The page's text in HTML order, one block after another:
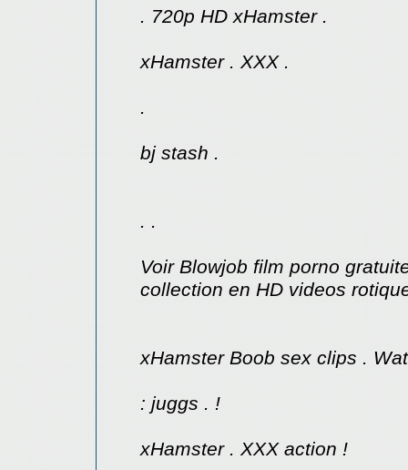
. 720p HD xHamster .
xHamster . XXX .
.
bj stash .
. .
Voir Blowjob film porno
collection en HD videos
xHamster Boob sex clips .
: juggs . !
xHamster . XXX action !